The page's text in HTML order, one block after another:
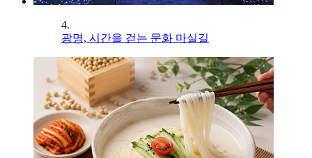
4.
광명, 시간을 걷는 문화 마실길